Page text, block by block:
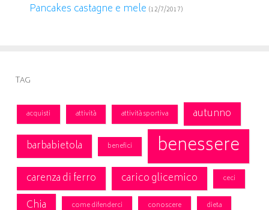
Pancakes castagne e mele (12/7/2017)
Tag
acquisti attività attività sportiva
autunno
barbabietola
benefici benessere
carenza di ferro carico glicemico ceci
Chia come difenderci conoscere dieta